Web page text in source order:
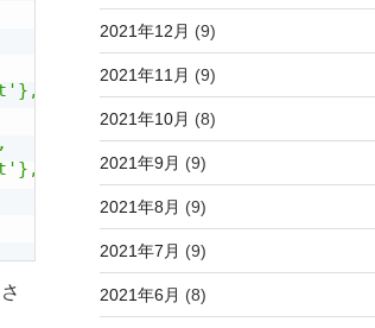
2021年12月 (9)
2021年11月 (9)
2021年10月 (8)
2021年9月 (9)
2021年8月 (9)
2021年7月 (9)
2021年6月 (8)